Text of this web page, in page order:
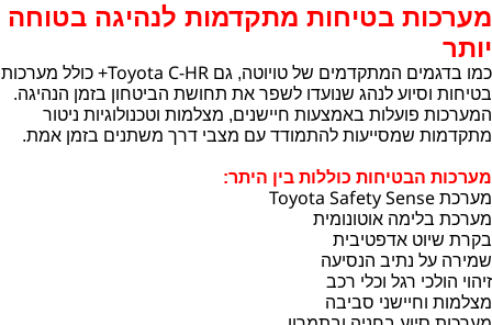
מערכות בטיחות מתקדמות לנהיגה בטוחה
יותר
כמו בדגמים המתקדמים של טויוטה, גם Toyota C-HR+ כולל מערכות
בטיחות וסיוע לנהג שנועדו לשפר את תחושת הביטחון בזמן הנהיגה.
המערכות פועלות באמצעות חיישנים, מצלמות וטכנולוגיות ניטור
מתקדמות שמסייעות להתמודד עם מצבי דרך משתנים בזמן אמת.
מערכות הבטיחות כוללות בין היתר:
מערכת Toyota Safety Sense
מערכת בלימה אוטונומית
בקרת שיוט אדפטיבית
שמירה על נתיב הנסיעה
זיהוי הולכי רגל וכלי רכב
מצלמות וחיישני סביבה